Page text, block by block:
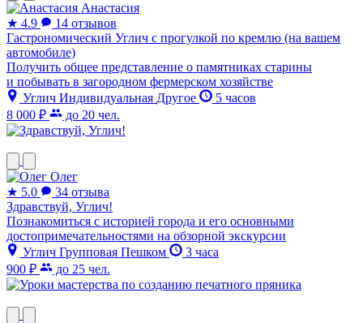
Анастасия
★ 4.9
14 отзывов
Гастрономический Углич с прогулкой по кремлю (на вашем
автомобиле)
Получить общее представление о памятниках старины
и побывать в загородном фермерском хозяйстве
Углич Индивидуальная Другое
5 часов
8 000 ₽
до 20 чел.
Олег
★ 5.0
34 отзыва
Здравствуй, Углич!
Познакомиться с историей города и его основными
достопримечательностями на обзорной экскурсии
Углич Групповая Пешком
3 часа
900 ₽
до 25 чел.